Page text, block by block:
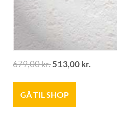
679,00kr.513,00kr.
GÅ TIL SHOP